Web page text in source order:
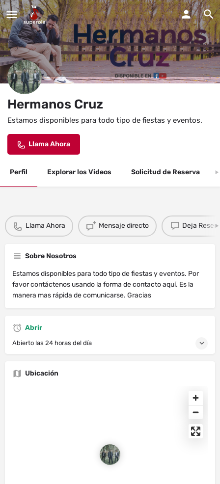
Hermanos Cruz
Estamos disponibles para todo tipo de fiestas y eventos.
Llama Ahora
Perfil Explorar los Videos Solicitud de Reserva
Llama Ahora Mensaje directo Deja
Sobre Nosotros
Estamos disponibles para todo tipo de fiestas y eventos. Por
favor contáctenos usando la forma de contacto aquí. Es la
manera mas rápida de comunicarse. Gracias
Abrir
Abierto las 24 horas del día
Ubicación